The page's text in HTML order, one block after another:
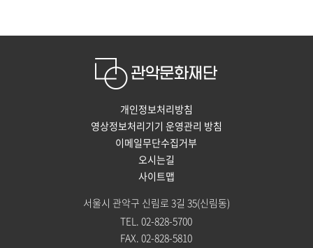
개인정보처리방침
영상정보처리기기 운영관리 방침
이메일무단수집거부
오시는길
사이트맵
서울시 관악구 신림로 3길 35(신림동)
TEL. 02-828-5700
FAX. 02-828-5810